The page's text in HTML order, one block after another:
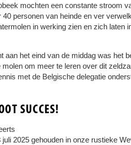
mochten een constante stroom
personen van heinde en ver
in werking zien en zich laten
aan het eind van de middag was het
om meer te leren over dit
met de Belgische delegatie
SUCCES!
2025 gehouden in onze rustieke